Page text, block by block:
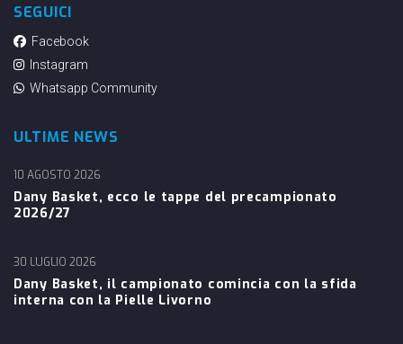
SEGUICI
Facebook
Instagram
Whatsapp Community
ULTIME NEWS
Dany Basket, ecco le tappe del precampionato
2026/27
10 AGOSTO 2026
Dany Basket, il campionato comincia con la sfida
interna con la Pielle Livorno
30 LUGLIO 2026